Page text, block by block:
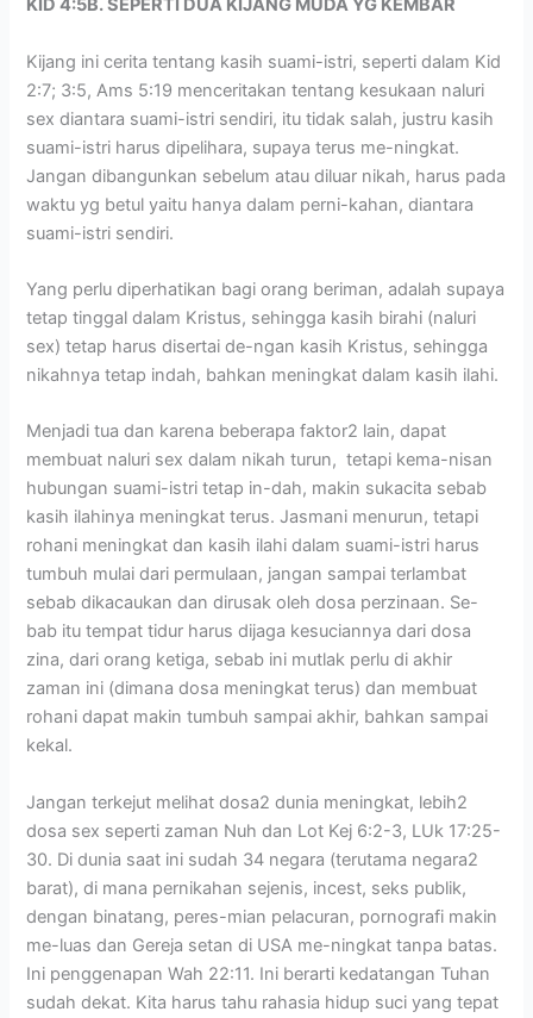
KID 4:5B. SEPERTI DUA KIJANG MUDA YG KEMBAR
Kijang ini cerita tentang kasih suami-istri, seperti dalam Kid
2:7; 3:5, Ams 5:19 menceritakan tentang kesukaan naluri
sex diantara suami-istri sendiri, itu tidak salah, justru kasih
suami-istri harus dipelihara, supaya terus me-ningkat.
Jangan dibangunkan sebelum atau diluar nikah, harus pada
waktu yg betul yaitu hanya dalam perni-kahan, diantara
suami-istri sendiri.
Yang perlu diperhatikan bagi orang beriman, adalah supaya
tetap tinggal dalam Kristus, sehingga kasih birahi (naluri
sex) tetap harus disertai de-ngan kasih Kristus, sehingga
nikahnya tetap indah, bahkan meningkat dalam kasih ilahi.
Menjadi tua dan karena beberapa faktor2 lain, dapat
membuat naluri sex dalam nikah turun, tetapi kema-nisan
hubungan suami-istri tetap in-dah, makin sukacita sebab
kasih ilahinya meningkat terus. Jasmani menurun, tetapi
rohani meningkat dan kasih ilahi dalam suami-istri harus
tumbuh mulai dari permulaan, jangan sampai terlambat
sebab dikacaukan dan dirusak oleh dosa perzinaan. Se-
bab itu tempat tidur harus dijaga kesuciannya dari dosa
zina, dari orang ketiga, sebab ini mutlak perlu di akhir
zaman ini (dimana dosa meningkat terus) dan membuat
rohani dapat makin tumbuh sampai akhir, bahkan sampai
kekal.
Jangan terkejut melihat dosa2 dunia meningkat, lebih2
dosa sex seperti zaman Nuh dan Lot Kej 6:2-3, LUk 17:25-
30. Di dunia saat ini sudah 34 negara (terutama negara2
barat), di mana pernikahan sejenis, incest, seks publik,
dengan binatang, peres-mian pelacuran, pornografi makin
me-luas dan Gereja setan di USA me-ningkat tanpa batas.
Ini penggenapan Wah 22:11. Ini berarti kedatangan Tuhan
sudah dekat. Kita harus tahu rahasia hidup suci yang tepat